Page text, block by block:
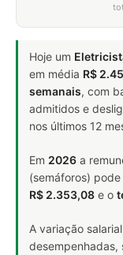
Hoje um
em média R$
semanais, com
admitidos e
nos últimos 12
Em 2026 a
(semáforos)
R$ 2.353,08 e o
A variação
desempenhadas,